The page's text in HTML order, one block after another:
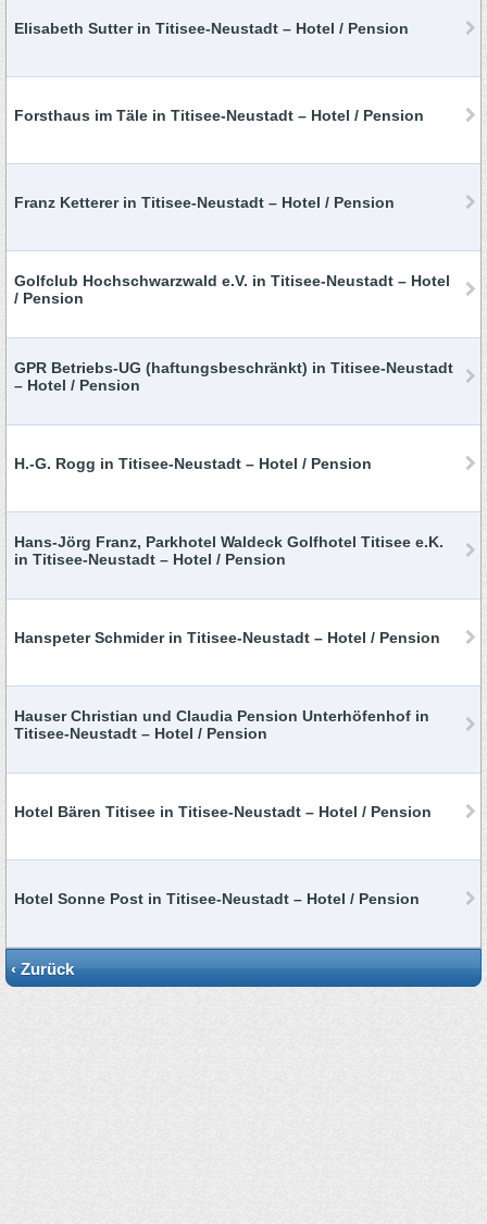
Elisabeth Sutter in Titisee-Neustadt – Hotel / Pension
Forsthaus im Täle in Titisee-Neustadt – Hotel / Pension
Franz Ketterer in Titisee-Neustadt – Hotel / Pension
Golfclub Hochschwarzwald e.V. in Titisee-Neustadt – Hotel
/ Pension
GPR Betriebs-UG (haftungsbeschränkt) in Titisee-Neustadt
– Hotel / Pension
H.-G. Rogg in Titisee-Neustadt – Hotel / Pension
Hans-Jörg Franz, Parkhotel Waldeck Golfhotel Titisee e.K.
in Titisee-Neustadt – Hotel / Pension
Hanspeter Schmider in Titisee-Neustadt – Hotel / Pension
Hauser Christian und Claudia Pension Unterhöfenhof in
Titisee-Neustadt – Hotel / Pension
Hotel Bären Titisee in Titisee-Neustadt – Hotel / Pension
Hotel Sonne Post in Titisee-Neustadt – Hotel / Pension
‹ Zurück